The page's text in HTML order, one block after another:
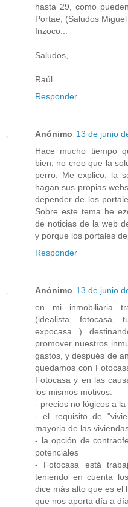
hasta 29, como
Portae, (Saludos
Inzoco...
Saludos,
Raúl.
Responder
Anónimo 13 de junio
Hace mucho tiempo
bien, no creo que la
perro. Me explico, la
hagan sus propias
depender de los
Sobre este tema he
de noticias de la web
y porque los portales
Responder
Anónimo 13 de junio
en mi inmobiliaria
(idealista, fotocasa,
expocasa...)
promover nuestros
gastos, y después de
quedamos con
Fotocasa y en las
los mismos motivos:
- precios no lógicos a
- el requisito de
mayoria de las
- la opción de
potenciales
- Fotocasa está
teniendo en cuenta
dice más alto que es el
que nos aporta día a día.